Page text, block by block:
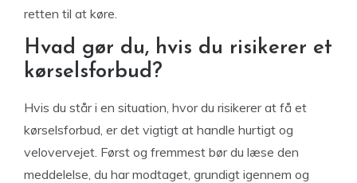
retten til at køre.
Hvad gør du, hvis du risikerer et
kørselsforbud?
Hvis du står i en situation, hvor du risikerer at få et
kørselsforbud, er det vigtigt at handle hurtigt og
velovervejet. Først og fremmest bør du læse den
meddelelse, du har modtaget, grundigt igennem og